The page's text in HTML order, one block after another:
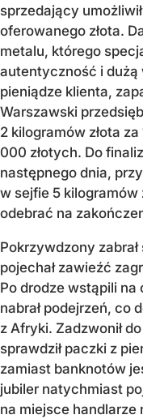
sprzedający
oferowanego złota.
metalu, którego
autentyczność i dużą
pieniądze klienta,
Warszawski
2 kilogramów złota
000 złotych. Do
następnego dnia,
w sejfie 5 kilogramów
odebrać na
Pokrzywdzony
pojechał zawieźć
Po drodze wstąpili
nabrał podejrzeń, co
z Afryki. Zadzwonił
sprawdził paczki z
zamiast banknotów
jubiler natychmiast
na miejsce handlarze